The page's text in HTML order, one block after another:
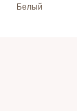
Белый